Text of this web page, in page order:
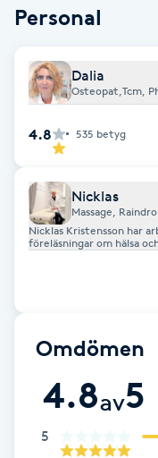
Funktionsanalys
Färgning
Föning
Gelenaglar
Personal
Dalia
Osteopat,Tcm,
4.8 535 betyg
Nicklas
Massage,
Nicklas Kristensson har
föreläsningar om hälsa
the Mistelgården Health
wellbeing, as well as
Omdömen
4.8av5
5